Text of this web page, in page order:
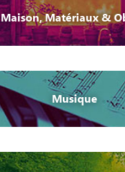
Maison, Matériaux &
Musique